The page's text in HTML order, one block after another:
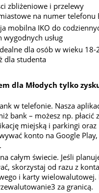
zbliżeniowe i przelewy
na numer telefonu
mobilna IKO do
wygodnych usług
dla osób w wieku 18-
dla studenta
dla Młodych tylko
w telefonie. Nasza
bank – możesz np. płacić
miejską i parkingi oraz
konto na Google
na całym świecie. Jeśli
skorzystaj od razu z konta
i karty wielowalutowej.
za granicą.